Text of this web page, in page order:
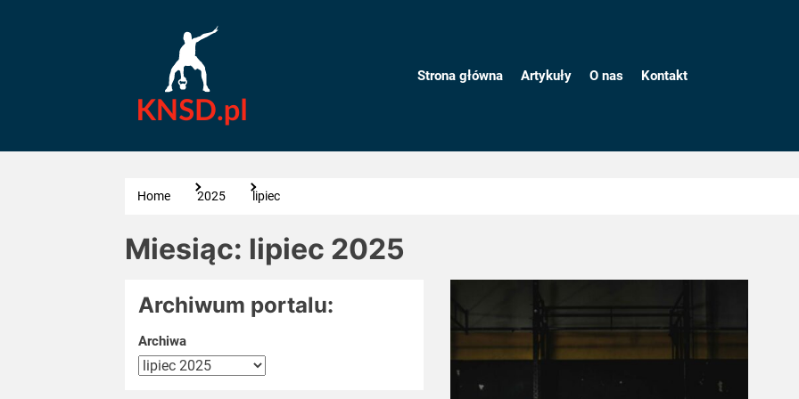
o
l-
karnitynie
Strona główna Artykuły O nas Kontakt
Home 2025 lipiec
Miesiąc: lipiec 2025
Archiwum portalu:
Archiwa